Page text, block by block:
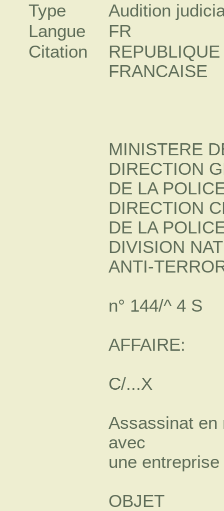
Type
Audition
Langue
FR
Citation
REPUBLIQUE
FRANCAISE
MINISTERE
DIRECTION
DE LA
DIRECTION
DE LA
DIVISION
ANTI-
n° 144/^ 4 S
AFFAIRE:
C/...X
Assassinat en
avec
une
OBJET